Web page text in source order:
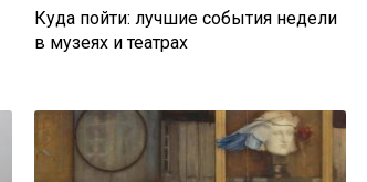
Куда пойти: лучшие события недели
в музеях и театрах